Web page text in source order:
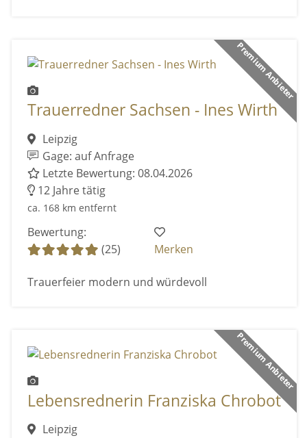
Premium Anbieter
Trauerredner Sachsen - Ines Wirth
Leipzig
Gage: auf Anfrage
Letzte Bewertung: 08.04.2026
12 Jahre tätig
ca. 168 km entfernt
Bewertung:
(25)
Merken
Trauerfeier modern und würdevoll
Premium Anbieter
Lebensrednerin Franziska Chrobot
Leipzig